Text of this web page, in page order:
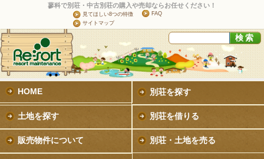
蓼科で別荘・中古別荘の購入や売却ならお任せください！
見てほしい8つの特徴
FAQ
サイトマップ
HOME 別荘を探す
土地を探す 別荘を借りる
販売物件について 別荘・土地を売る